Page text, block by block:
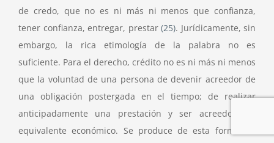
de credo, que no es ni más ni menos que confianza,
tener confianza, entregar, prestar (25). Jurídicamente, sin
embargo, la rica etimología de la palabra no es
suficiente. Para el derecho, crédito no es ni más ni menos
que la voluntad de una persona de devenir acreedor de
una obligación postergada en el tiempo; de realizar
anticipadamente una prestación y ser acreedor del
equivalente económico. Se produce de esta forma un